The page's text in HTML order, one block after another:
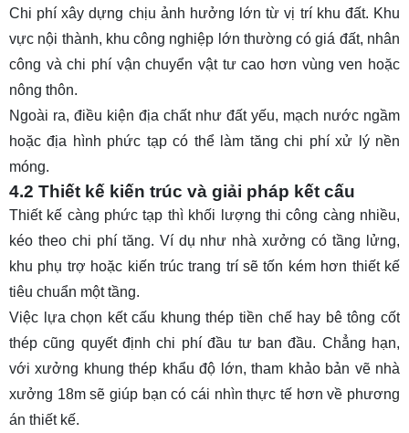
Chi phí xây dựng chịu ảnh hưởng lớn từ vị trí khu đất. Khu
vực nội thành, khu công nghiệp lớn thường có giá đất, nhân
công và chi phí vận chuyển vật tư cao hơn vùng ven hoặc
nông thôn.
Ngoài ra, điều kiện địa chất như đất yếu, mạch nước ngầm
hoặc địa hình phức tạp có thể làm tăng chi phí xử lý nền
móng.
4.2 Thiết kế kiến trúc và giải pháp kết cấu
Thiết kế càng phức tạp thì khối lượng thi công càng nhiều,
kéo theo chi phí tăng. Ví dụ như nhà xưởng có tầng lửng,
khu phụ trợ hoặc kiến trúc trang trí sẽ tốn kém hơn thiết kế
tiêu chuẩn một tầng.
Việc lựa chọn kết cấu khung thép tiền chế hay bê tông cốt
thép cũng quyết định chi phí đầu tư ban đầu. Chẳng hạn,
với xưởng khung thép khẩu độ lớn, tham khảo bản vẽ nhà
xưởng 18m sẽ giúp bạn có cái nhìn thực tế hơn về phương
án thiết kế.